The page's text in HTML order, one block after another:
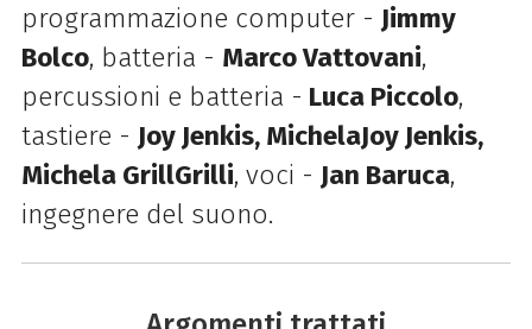
programmazione computer - Jimmy
Bolco, batteria - Marco Vattovani,
percussioni e batteria - Luca Piccolo,
tastiere - Joy Jenkis, MichelaJoy Jenkis,
Michela GrillGrilli, voci - Jan Baruca,
ingegnere del suono.